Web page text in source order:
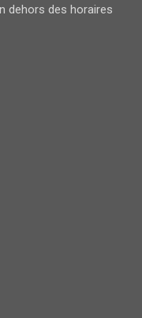
dehors des horaires